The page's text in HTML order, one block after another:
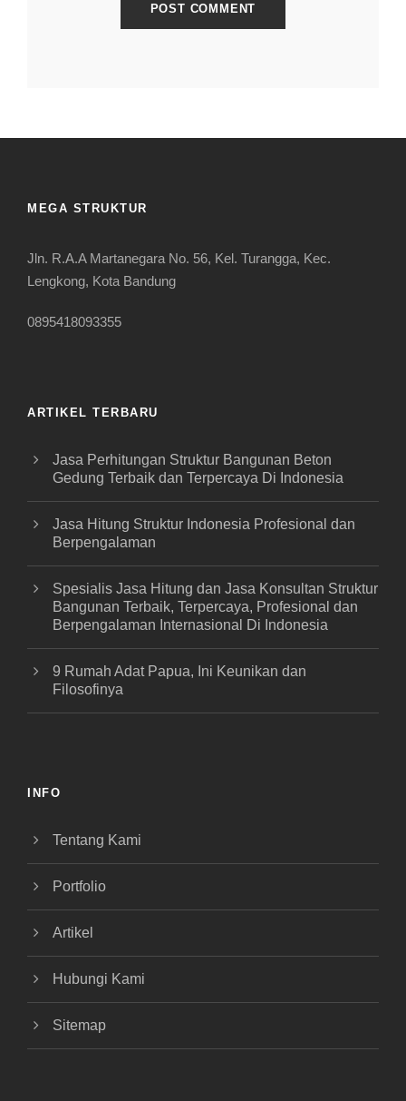
MEGA STRUKTUR
Jln. R.A.A Martanegara No. 56, Kel. Turangga, Kec.
Lengkong, Kota Bandung
0895418093355
ARTIKEL TERBARU
Jasa Perhitungan Struktur Bangunan Beton
Gedung Terbaik dan Terpercaya Di Indonesia
Jasa Hitung Struktur Indonesia Profesional dan
Berpengalaman
Spesialis Jasa Hitung dan Jasa Konsultan Struktur
Bangunan Terbaik, Terpercaya, Profesional dan
Berpengalaman Internasional Di Indonesia
9 Rumah Adat Papua, Ini Keunikan dan
Filosofinya
INFO
Tentang Kami
Portfolio
Artikel
Hubungi Kami
Sitemap